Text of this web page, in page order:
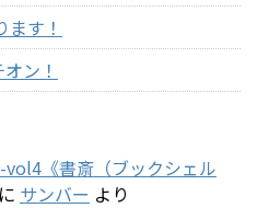
す！
ン！
《書斎（ブックシェル
に サンバー より